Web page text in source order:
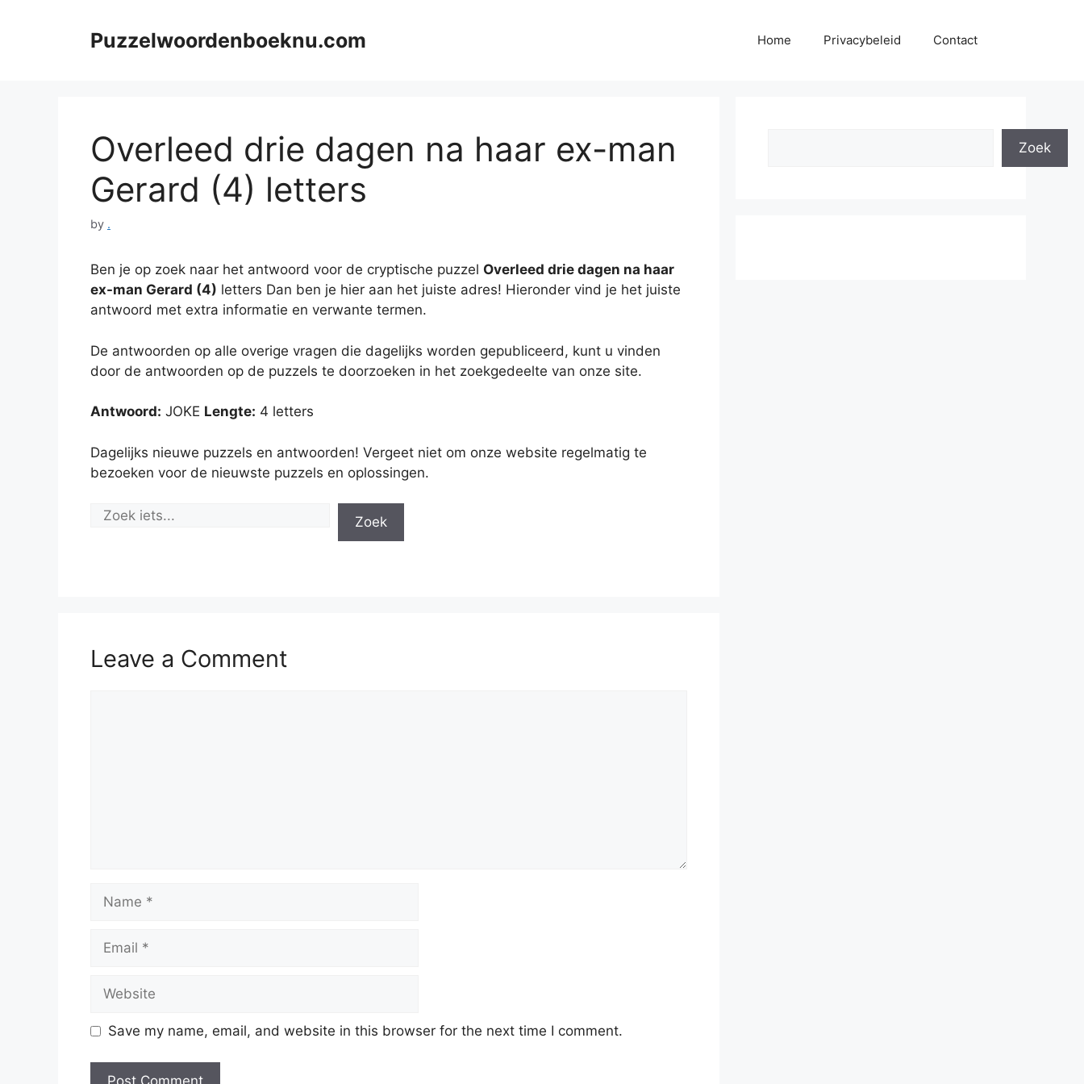
Puzzelwoordenboeknu.com Home Privacybeleid Contact
Overleed drie dagen na haar ex-man
Gerard (4) letters
by .
Ben je op zoek naar het antwoord voor de cryptische puzzel Overleed drie dagen na haar
ex-man Gerard (4) letters Dan ben je hier aan het juiste adres! Hieronder vind je het juiste
antwoord met extra informatie en verwante termen.
De antwoorden op alle overige vragen die dagelijks worden gepubliceerd, kunt u vinden
door de antwoorden op de puzzels te doorzoeken in het zoekgedeelte van onze site.
Antwoord: JOKE Lengte: 4 letters
Dagelijks nieuwe puzzels en antwoorden! Vergeet niet om onze website regelmatig te
bezoeken voor de nieuwste puzzels en oplossingen.
Zoek
Leave a Comment
Name
Email
Website
Save my name, email, and website in this browser for the next time I comment.
Zoek